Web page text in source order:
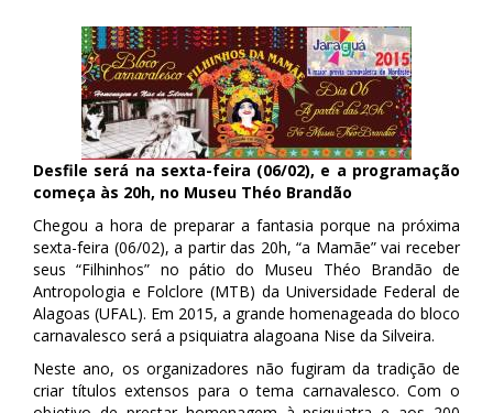
Desfile será na sexta-feira (06/02), e a programação
começa às 20h, no Museu Théo Brandão
Chegou a hora de preparar a fantasia porque na próxima
sexta-feira (06/02), a partir das 20h, “a Mamãe” vai receber
seus “Filhinhos” no pátio do Museu Théo Brandão de
Antropologia e Folclore (MTB) da Universidade Federal de
Alagoas (UFAL). Em 2015, a grande homenageada do bloco
carnavalesco será a psiquiatra alagoana Nise da Silveira.
Neste ano, os organizadores não fugiram da tradição de
criar títulos extensos para o tema carnavalesco. Com o